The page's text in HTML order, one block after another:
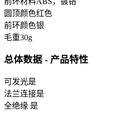
圆顶颜色红色
前环颜色银
毛重30g
总体数据 - 产品特性
可发光是
法兰连接是
全绝缘 是